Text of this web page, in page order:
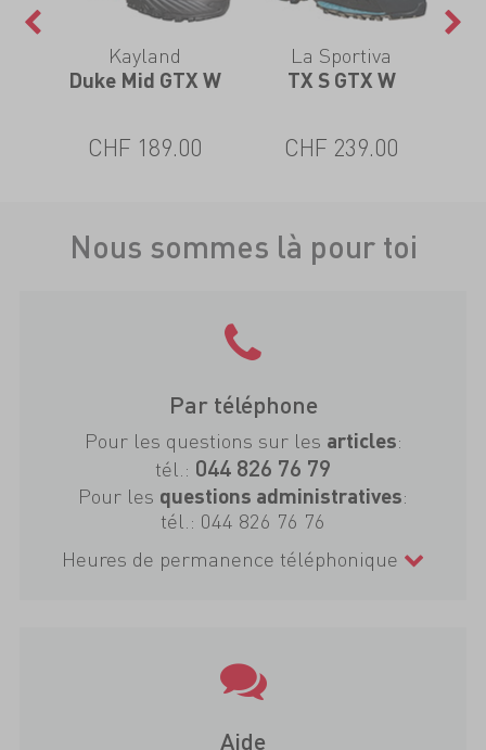
Kayland
Duke Mid GTX W
CHF 189.00
La Sportiva
TX S GTX W
CHF 239.00
Nous sommes là pour toi
Par téléphone
Pour les questions sur les articles:
tél.: 044 826 76 79
Pour les questions administratives:
tél.: 044 826 76 76
Heures de permanence téléphonique
Aide